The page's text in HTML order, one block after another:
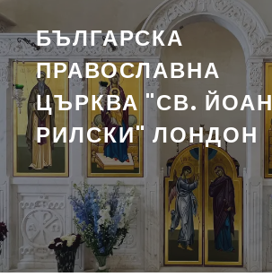
БЪЛГАРСКА
ПРАВОСЛАВНА
ЦЪРКВА "СВ. ЙОАН
РИЛСКИ" ЛОНДОН